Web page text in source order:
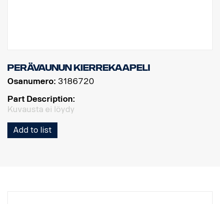
Perävaunun kierrekaapeli
Osanumero: 3186720
Part Description:
Kuvausta ei löydy
Add to list